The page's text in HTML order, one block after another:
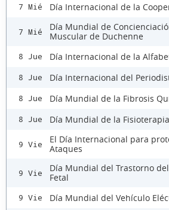
7 Mié Día Internacional de la
7 Mié
Día Mundial de
Muscular de Duchenne
8 Jue Día Internacional de la
8 Jue Día Internacional del
8 Jue Día Mundial de la Fibrosis
8 Jue Día Mundial de la Fisioterapia
9 Vie
El Día Internacional para
Ataques
9 Vie
Día Mundial del Trastorno
Fetal
9 Vie Día Mundial del Vehículo